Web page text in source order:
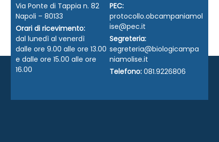
Via Ponte di Tappia n. 82
Napoli – 80133
Orari di ricevimento:
dal lunedì al venerdì
dalle ore 9.00 alle ore 13.00
e dalle ore 15.00 alle ore
16.00
PEC:
protocollo.obcampaniamol
ise@pec.it
Segreteria:
segreteria@biologicampa
niamolise.it
Telefono: 081.9226806